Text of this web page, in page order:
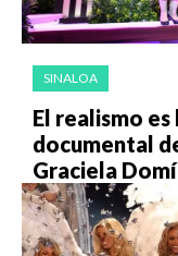
SINALOA
El realismo
documental
Graciela